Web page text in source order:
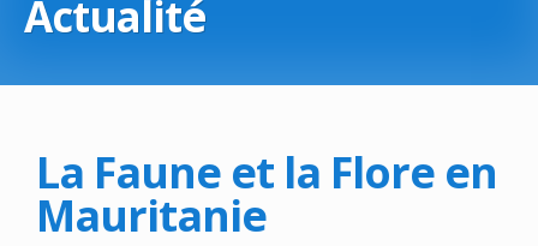
Actualité
La Faune et la Flore en
Mauritanie